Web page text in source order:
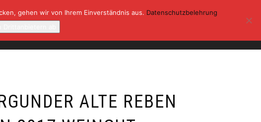
ALTE REBEN
gehen wir von Ihrem Einverständnis aus. Datenschutzbelehrung